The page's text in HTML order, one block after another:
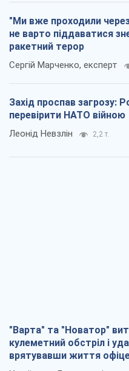
"Ми вже проходили через
не варто піддаватися
ракетний терор
Сергій Марченко, експерт
Захід проспав загрозу:
перевірити НАТО війною
Леонід Невзлін 2,2 т.
"Варта" та "Новатор"
кулеметний обстріл і
врятувавши життя